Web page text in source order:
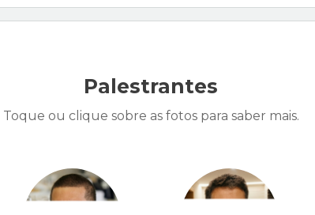
Palestrantes
Toque ou clique sobre as fotos para saber mais.